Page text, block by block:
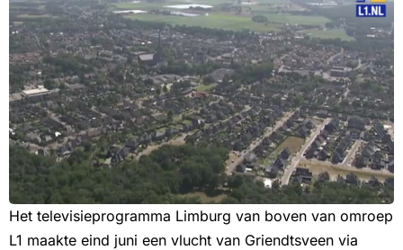
Het televisieprogramma Limburg van boven van omroep
L1 maakte eind juni een vlucht van Griendtsveen via